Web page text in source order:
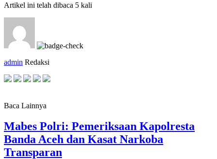
Artikel ini telah dibaca 5 kali
admin Redaksi
Baca Lainnya
Mabes Polri: Pemeriksaan Kapolresta
Banda Aceh dan Kasat Narkoba
Transparan